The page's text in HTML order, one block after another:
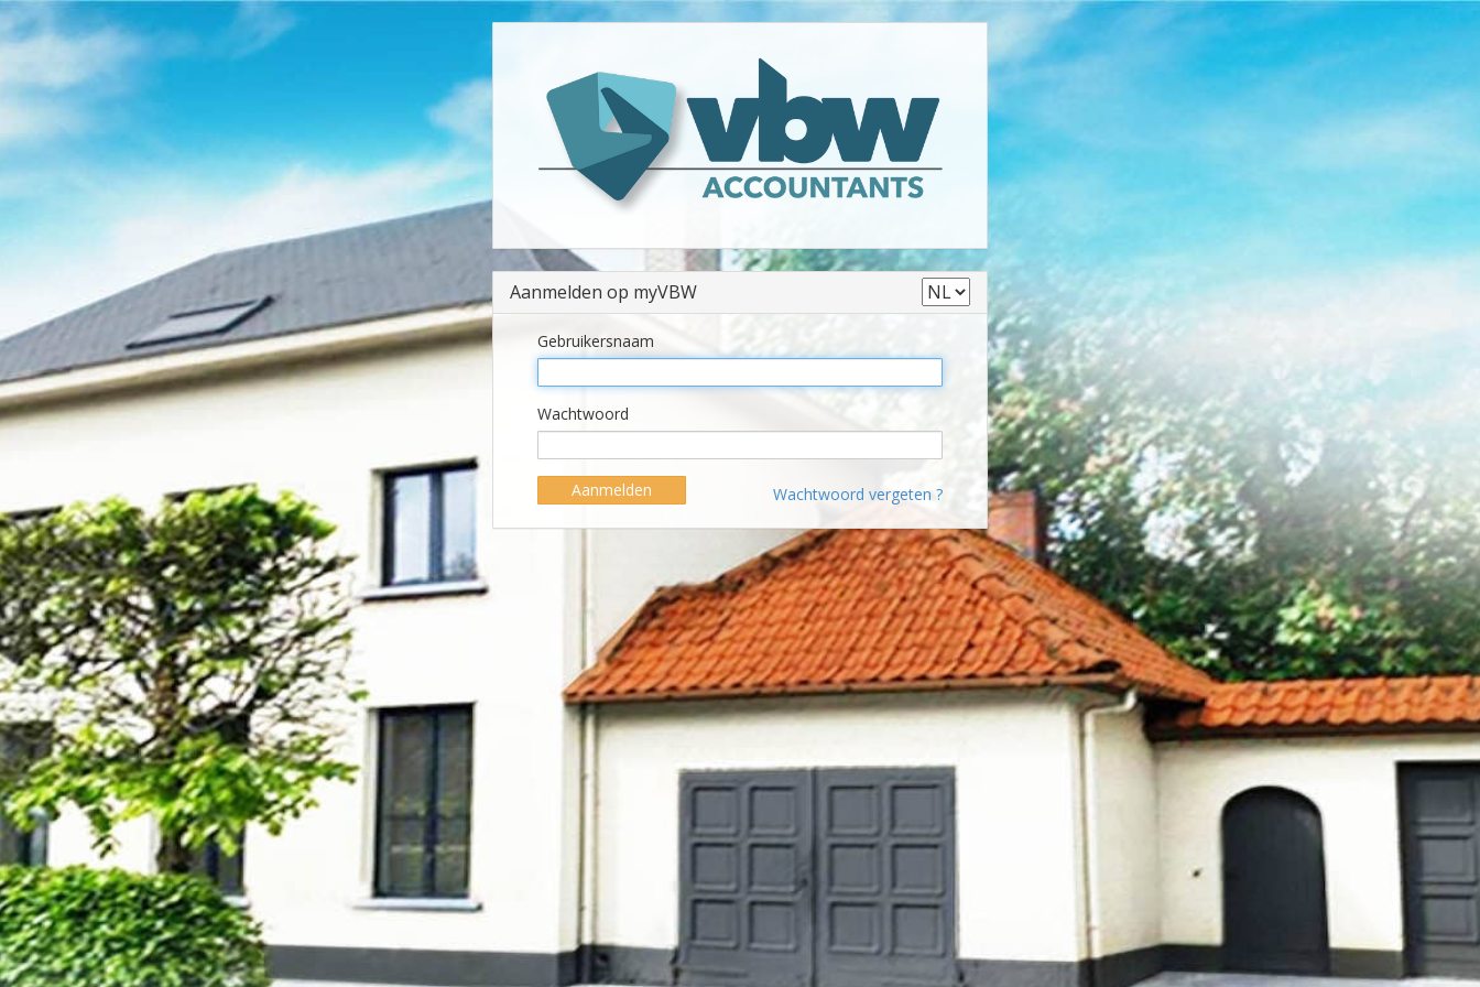
Aanmelden op myVBW
Gebruikersnaam
Wachtwoord
Aanmelden Wachtwoord vergeten ?